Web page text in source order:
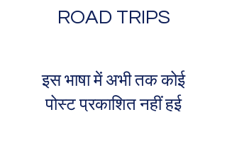
ROAD TRIPS
इस भाषा में अभी तक कोई
पोस्ट प्रकाशित नहीं हुई